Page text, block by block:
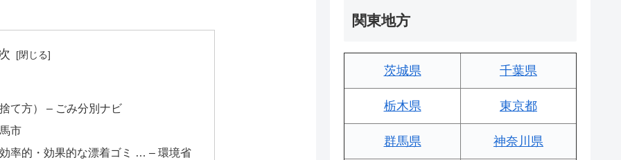
て方） – ごみ分別ナビ
市
率的・効果的な漂着ゴミ … – 環境省
関東地方
茨城県 千葉県
栃木県 東京都
群馬県 神奈川県